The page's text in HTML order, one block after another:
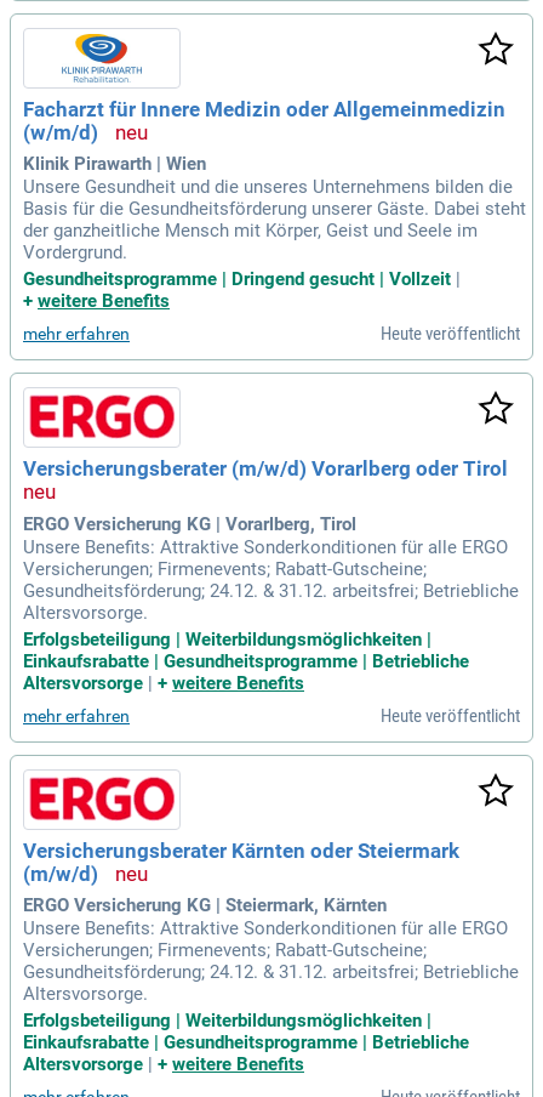
Facharzt für Innere Medizin oder Allgemeinmedizin
(w/m/d)
Klinik Pirawarth | Wien
Unsere Gesundheit und die unseres Unternehmens bilden die
Basis für die Gesundheitsförderung unserer Gäste. Dabei steht
der ganzheitliche Mensch mit Körper, Geist und Seele im
Vordergrund.
Gesundheitsprogramme | Dringend gesucht | Vollzeit
+ weitere Benefits
mehr erfahren Heute veröffentlicht
Versicherungsberater (m/w/d) Vorarlberg oder Tirol
ERGO Versicherung KG | Vorarlberg, Tirol
Unsere Benefits: Attraktive Sonderkonditionen für alle ERGO
Versicherungen; Firmenevents; Rabatt-Gutscheine;
Gesundheitsförderung; 24.12. & 31.12. arbeitsfrei; Betriebliche
Altersvorsorge.
Erfolgsbeteiligung | Weiterbildungsmöglichkeiten |
Einkaufsrabatte | Gesundheitsprogramme | Betriebliche
Altersvorsorge | + weitere Benefits
mehr erfahren Heute veröffentlicht
Versicherungsberater Kärnten oder Steiermark
(m/w/d)
ERGO Versicherung KG | Steiermark, Kärnten
Unsere Benefits: Attraktive Sonderkonditionen für alle ERGO
Versicherungen; Firmenevents; Rabatt-Gutscheine;
Gesundheitsförderung; 24.12. & 31.12. arbeitsfrei; Betriebliche
Altersvorsorge.
Erfolgsbeteiligung | Weiterbildungsmöglichkeiten |
Einkaufsrabatte | Gesundheitsprogramme | Betriebliche
Altersvorsorge | + weitere Benefits